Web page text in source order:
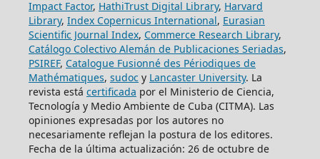
Impact Factor, HathiTrust Digital Library, Harvard
Library, Index Copernicus International, Eurasian
Scientific Journal Index, Commerce Research Library,
Catálogo Colectivo Alemán de Publicaciones Seriadas,
PSIREF, Catalogue Fusionné des Périodiques de
Mathématiques, sudoc y Lancaster University. La
revista está certificada por el Ministerio de Ciencia,
Tecnología y Medio Ambiente de Cuba (CITMA). Las
opiniones expresadas por los autores no
necesariamente reflejan la postura de los editores.
Fecha de la última actualización: 26 de octubre de